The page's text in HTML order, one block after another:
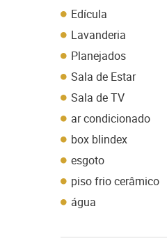
Edícula
Lavanderia
Planejados
Sala de Estar
Sala de TV
ar condicionado
box blindex
esgoto
piso frio cerâmico
água